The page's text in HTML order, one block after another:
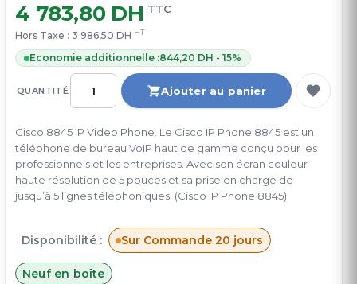
QUANTITÉ Ajouter au panier
4 783,80 DH TTC
Hors Taxe : 3 986,50 DH HT
Economie additionnelle :844,20 DH - 15%
Cisco 8845 IP Video Phone. Le Cisco IP Phone 8845 est un
téléphone de bureau VoIP haut de gamme conçu pour les
professionnels et les entreprises. Avec son écran couleur
haute résolution de 5 pouces et sa prise en charge de
jusqu’à 5 lignes téléphoniques. (Cisco IP Phone 8845)
Disponibilité : Sur Commande 20 jours
Neuf en boîte